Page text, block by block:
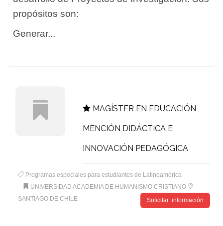
propósitos son:
Generar...
MAGÍSTER EN EDUCACIÓN
MENCIÓN DIDÁCTICA E
INNOVACIÓN PEDAGÓGICA
Programas especiales para estudiantes de Latinoamérica
UNIVERSIDAD ACADEMIA DE HUMANISMO CRISTIANO
SANTIAGO DE CHILE
Solicitar información